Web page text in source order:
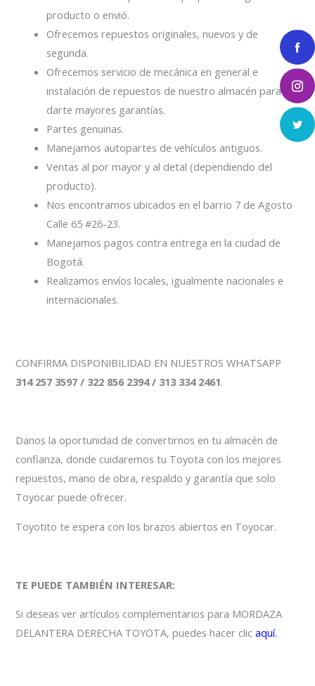
producto o envió.
Ofrecemos repuestos originales, nuevos y de
segunda.
Ofrecemos servicio de mecánica en general e
instalación de repuestos de nuestro almacén para
darte mayores garantías.
Partes genuinas.
Manejamos autopartes de vehículos antiguos.
Ventas al por mayor y al detal (dependiendo del
producto).
Nos encontramos ubicados en el barrio 7 de Agosto
Calle 65 #26-23.
Manejamos pagos contra entrega en la ciudad de
Bogotá.
Realizamos envíos locales, igualmente nacionales e
internacionales.
CONFIRMA DISPONIBILIDAD EN NUESTROS WHATSAPP
314 257 3597 / 322 856 2394 / 313 334 2461.
Danos la oportunidad de convertirnos en tu almacén de
confianza, donde cuidaremos tu Toyota con los mejores
repuestos, mano de obra, respaldo y garantía que solo
Toyocar puede ofrecer.
Toyotito te espera con los brazos abiertos en Toyocar.
TE PUEDE TAMBIÉN INTERESAR:
Si deseas ver artículos complementarios para MORDAZA
DELANTERA DERECHA TOYOTA, puedes hacer clic aquí.